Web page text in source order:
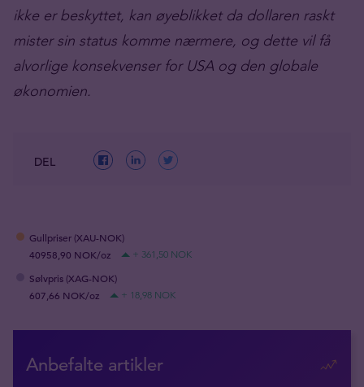
ikke er beskyttet, kan øyeblikket da dollaren raskt
mister sin status komme nærmere, og dette vil få
alvorlige konsekvenser for USA og den globale
økonomien.
DEL
Gullpriser (XAU-NOK)
40958,90 NOK/oz
+ 361,50 NOK
Sølvpris (XAG-NOK)
607,66 NOK/oz
+ 18,98 NOK
Anbefalte artikler